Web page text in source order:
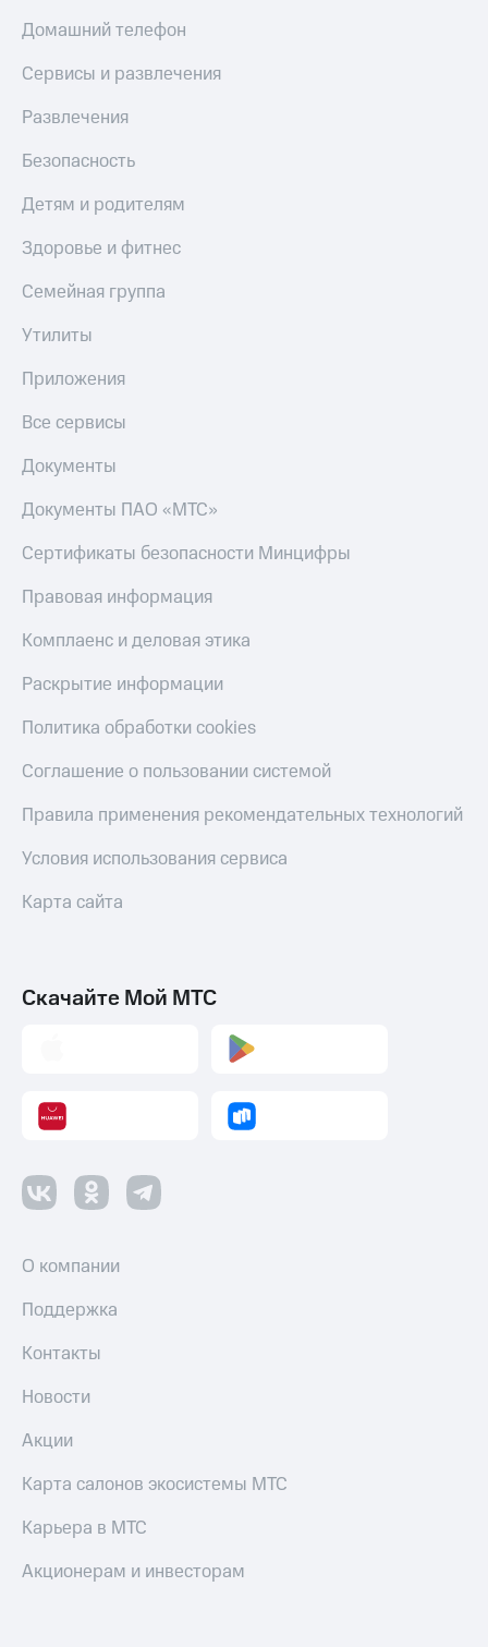
Домашний телефон
Сервисы и развлечения
Развлечения
Безопасность
Детям и родителям
Здоровье и фитнес
Семейная группа
Утилиты
Приложения
Все сервисы
Документы
Документы ПАО «МТС»
Сертификаты безопасности Минцифры
Правовая информация
Комплаенс и деловая этика
Раскрытие информации
Политика обработки cookies
Соглашение о пользовании системой
Правила применения рекомендательных технологий
Условия использования сервиса
Карта сайта
Скачайте Мой МТС
О компании
Поддержка
Контакты
Новости
Акции
Карта салонов экосистемы МТС
Карьера в МТС
Акционерам и инвесторам